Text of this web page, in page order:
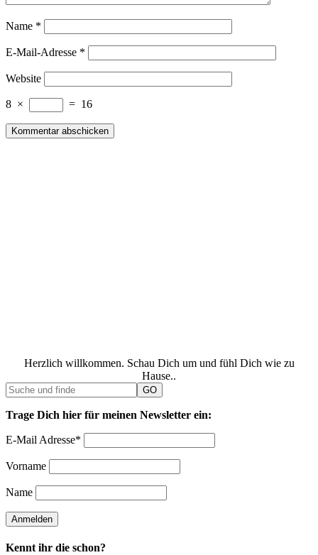
Name *
E-Mail-Adresse *
Website
8 × = 16
Herzlich willkommen. Schau Dich um und fühl Dich wie zu
Hause..
Trage Dich hier für meinen Newsletter ein:
E-Mail Adresse*
Vorname
Name
Kennt ihr die schon?